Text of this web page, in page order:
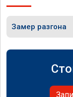
Замер разгона